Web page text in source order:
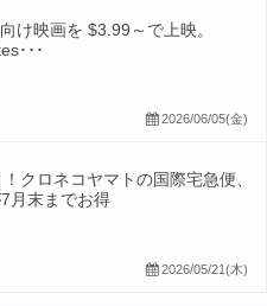
け映画を $3.99～で上映。
･･･
2026/06/05(金)
クロネコヤマトの国際宅急便、
月末までお得
2026/05/21(木)